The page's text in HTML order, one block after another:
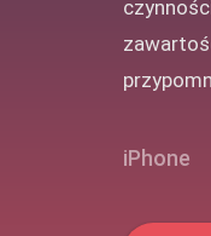
iPhone